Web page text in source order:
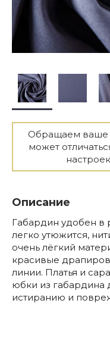
Обращаем ваше
может
Описание
Габардин удобен в
легко утюжится,
очень лёгкий
красивые
линии. Платья и
юбки из габардина
истиранию и